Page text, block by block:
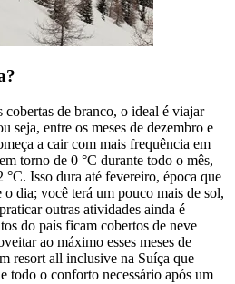
cobertas de branco, o ideal é viajar
seja, entre os meses de dezembro e
a cair com mais frequência em
torno de 0 °C durante todo o mês,
°C. Isso dura até fevereiro, época que
o dia; você terá um pouco mais de sol,
outras atividades ainda é
do país ficam cobertos de neve
ao máximo esses meses de
resort all inclusive na Suíça que
todo o conforto necessário após um